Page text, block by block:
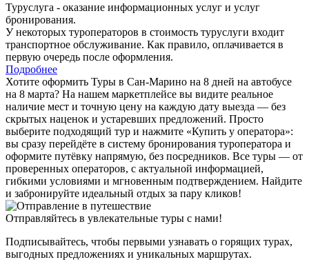
Туруслуга - оказание информационных услуг и услуг
бронирования.
У некоторых туроператоров в стоимость туруслуги входит
транспортное обслуживание. Как правило, оплачивается в
первую очередь после оформления.
Подробнее
Хотите оформить Туры в Сан-Марино на 8 дней на автобусе
на 8 марта? На нашем маркетплейсе вы видите реальное
наличие мест и точную цену на каждую дату выезда — без
скрытых наценок и устаревших предложений. Просто
выберите подходящий тур и нажмите «Купить у оператора»:
вы сразу перейдёте в систему бронирования туроператора и
оформите путёвку напрямую, без посредников. Все туры — от
проверенных операторов, с актуальной информацией,
гибкими условиями и мгновенным подтверждением. Найдите
и забронируйте идеальный отдых за пару кликов!
Отправляйтесь в увлекательные туры с нами!
Подписывайтесь, чтобы первыми узнавать о горящих турах,
выгодных предложениях и уникальных маршрутах.